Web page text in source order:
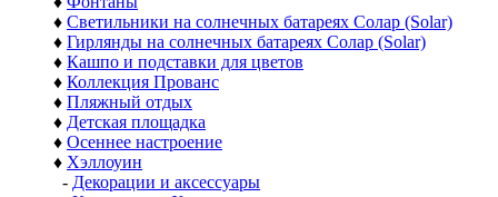
♦ Светильники на солнечных батареях Солар (Solar)
♦ Гирлянды на солнечных батареях Солар (Solar)
♦ Кашпо и подставки для цветов
♦ Коллекция Прованс
♦ Пляжный отдых
♦ Детская площадка
♦ Осеннее настроение
♦ Хэллоуин
- Декорации и аксессуары